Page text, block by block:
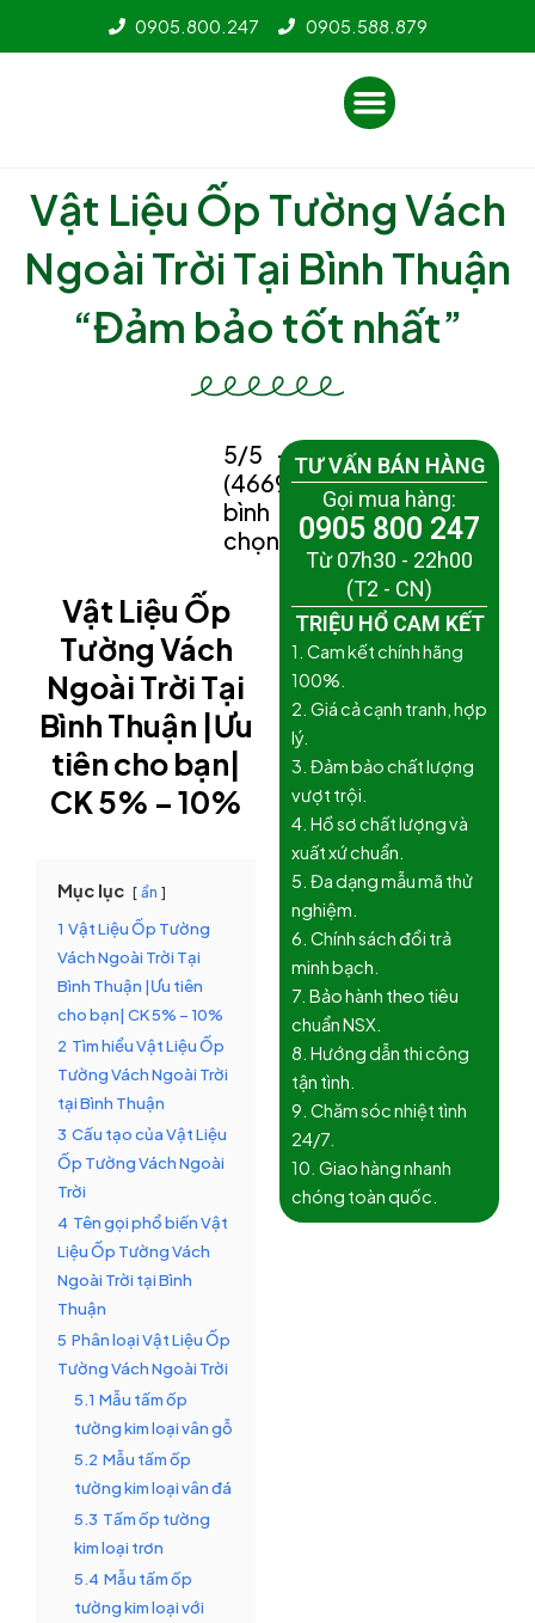
0905.800.247 0905.588.879
Menu
Vật Liệu Ốp Tường Vách
Ngoài Trời Tại Bình Thuận
“Đảm bảo tốt nhất”
5/5 -
(4669
bình
chọn)
Vật Liệu Ốp
Tường Vách
Ngoài Trời Tại
Bình Thuận |Ưu
tiên cho bạn|
CK 5% – 10%
Mục lục ẩn
1 Vật Liệu Ốp Tường
Vách Ngoài Trời Tại
Bình Thuận |Ưu tiên
cho bạn| CK 5% – 10%
2 Tìm hiểu Vật Liệu Ốp
Tường Vách Ngoài Trời
tại Bình Thuận
3 Cấu tạo của Vật Liệu
Ốp Tường Vách Ngoài
Trời
4 Tên gọi phổ biến Vật
Liệu Ốp Tường Vách
Ngoài Trời tại Bình
Thuận
5 Phân loại Vật Liệu Ốp
Tường Vách Ngoài Trời
5.1 Mẫu tấm ốp
tường kim loại vân gỗ
5.2 Mẫu tấm ốp
tường kim loại vân đá
5.3 Tấm ốp tường
kim loại trơn
5.4 Mẫu tấm ốp
tường kim loại với
TƯ VẤN BÁN HÀNG
Gọi mua hàng:
0905 800 247
Từ 07h30 - 22h00
(T2 - CN)
TRIỆU HỔ CAM KẾT
1. Cam kết chính hãng
100%.
2. Giá cả cạnh tranh, hợp
lý.
3. Đảm bảo chất lượng
vượt trội.
4. Hồ sơ chất lượng và
xuất xứ chuẩn.
5. Đa dạng mẫu mã thử
nghiệm.
6. Chính sách đổi trả
minh bạch.
7. Bảo hành theo tiêu
chuẩn NSX.
8. Hướng dẫn thi công
tận tình.
9. Chăm sóc nhiệt tình
24/7.
10. Giao hàng nhanh
chóng toàn quốc.